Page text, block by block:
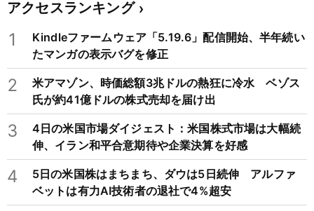
アクセスランキング
1
Kindleファームウェア「5.19.6」配信開始、半年続い
たマンガの表示バグを修正
2
米アマゾン、時価総額3兆ドルの熱狂に冷水 ベゾス
氏が約41億ドルの株式売却を届け出
3
4日の米国市場ダイジェスト：米国株式市場は大幅続
伸、イラン和平合意期待や企業決算を好感
4
5日の米国株はまちまち、ダウは5日続伸 アルファ
ベットは有力AI技術者の退社で4%超安